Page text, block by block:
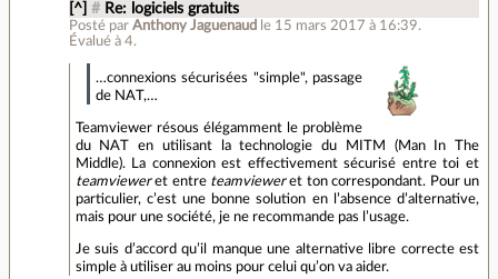
[^] # Re: logiciels gratuits
Posté par Anthony Jaguenaud le 15 mars 2017 à 16:39.
Évalué à 4.
…connexions sécurisées "simple", passage
de NAT,…
Teamviewer résous élégamment le problème
du NAT en utilisant la technologie du MITM (Man In The
Middle). La connexion est effectivement sécurisé entre toi et
teamvieweret entre teamvieweret ton correspondant. Pour un
particulier, c’est une bonne solution en l’absence d’alternative,
mais pour une société, je ne recommande pas l’usage.
Je suis d’accord qu’il manque une alternative libre correcte est
simple à utiliser au moins pour celui qu’on va aider.